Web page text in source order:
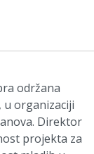
održana
u organizaciji
Direktor
projekta za